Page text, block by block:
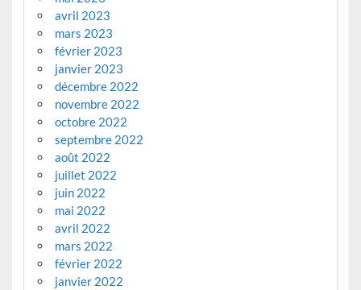
avril 2023
mars 2023
février 2023
janvier 2023
décembre 2022
novembre 2022
octobre 2022
septembre 2022
août 2022
juillet 2022
juin 2022
mai 2022
avril 2022
mars 2022
février 2022
janvier 2022